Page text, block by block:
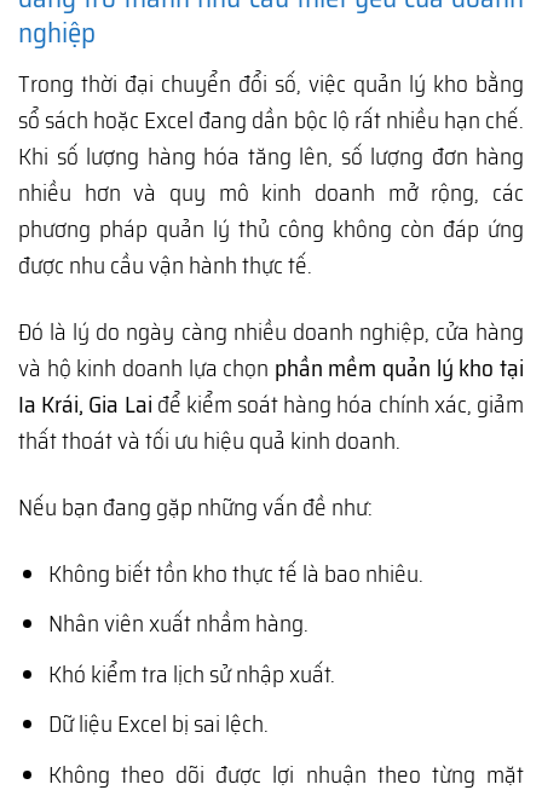
nghiệp
Trong thời đại chuyển đổi số, việc quản lý kho bằng
sổ sách hoặc Excel đang dần bộc lộ rất nhiều hạn chế.
Khi số lượng hàng hóa tăng lên, số lượng đơn hàng
nhiều hơn và quy mô kinh doanh mở rộng, các
phương pháp quản lý thủ công không còn đáp ứng
được nhu cầu vận hành thực tế.
Đó là lý do ngày càng nhiều doanh nghiệp, cửa hàng
và hộ kinh doanh lựa chọn phần mềm quản lý kho tại
Ia Krái, Gia Lai để kiểm soát hàng hóa chính xác, giảm
thất thoát và tối ưu hiệu quả kinh doanh.
Nếu bạn đang gặp những vấn đề như:
Không biết tồn kho thực tế là bao nhiêu.
Nhân viên xuất nhầm hàng.
Khó kiểm tra lịch sử nhập xuất.
Dữ liệu Excel bị sai lệch.
Không theo dõi được lợi nhuận theo từng mặt